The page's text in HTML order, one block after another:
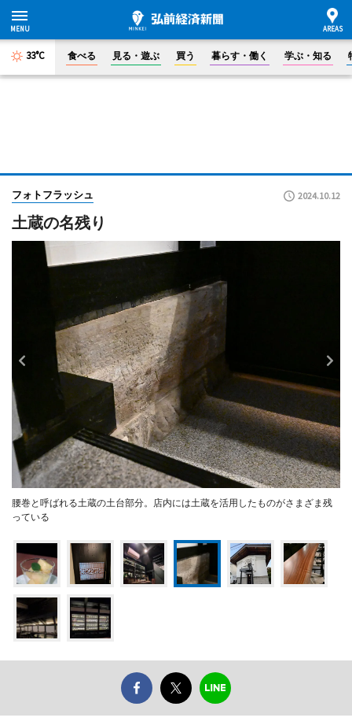
33°C 食べる 見る・遊ぶ 買う 暮らす・働く 学ぶ・知る
フォトフラッシュ 2024.10.12
土蔵の名残り
腰巻と呼ばれる土蔵の土台部分。店内には土蔵を活用したものがさまざま残
っている